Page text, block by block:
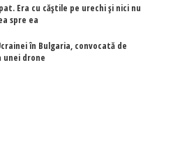
Era cu căștile pe urechi și nici nu
spre ea
în Bulgaria, convocată de
unei drone